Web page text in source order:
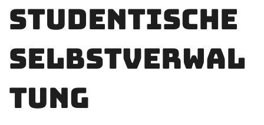
Studentische
Selbstverwal
tung